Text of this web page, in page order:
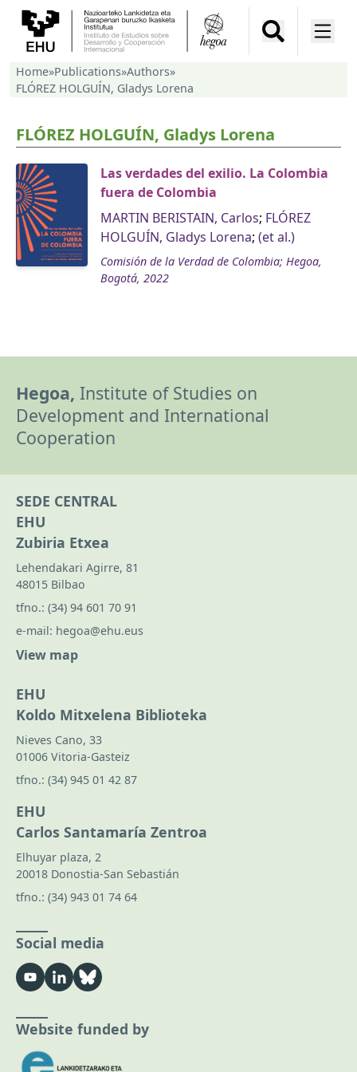
Home»Publications»Authors»
FLÓREZ HOLGUÍN, Gladys Lorena
FLÓREZ HOLGUÍN, Gladys Lorena
Las verdades del exilio. La Colombia
fuera de Colombia
MARTIN BERISTAIN, Carlos; FLÓREZ
HOLGUÍN, Gladys Lorena; (et al.)
Comisión de la Verdad de Colombia; Hegoa,
Bogotá, 2022
Hegoa, Institute of Studies on
Development and International
Cooperation
SEDE CENTRAL
EHU
Zubiria Etxea
Lehendakari Agirre, 81
48015 Bilbao
tfno.: (34) 94 601 70 91
e-mail: hegoa@ehu.eus
View map
EHU
Koldo Mitxelena Biblioteka
Nieves Cano, 33
01006 Vitoria-Gasteiz
tfno.: (34) 945 01 42 87
EHU
Carlos Santamaría Zentroa
Elhuyar plaza, 2
20018 Donostia-San Sebastián
tfno.: (34) 943 01 74 64
Social media
Website funded by